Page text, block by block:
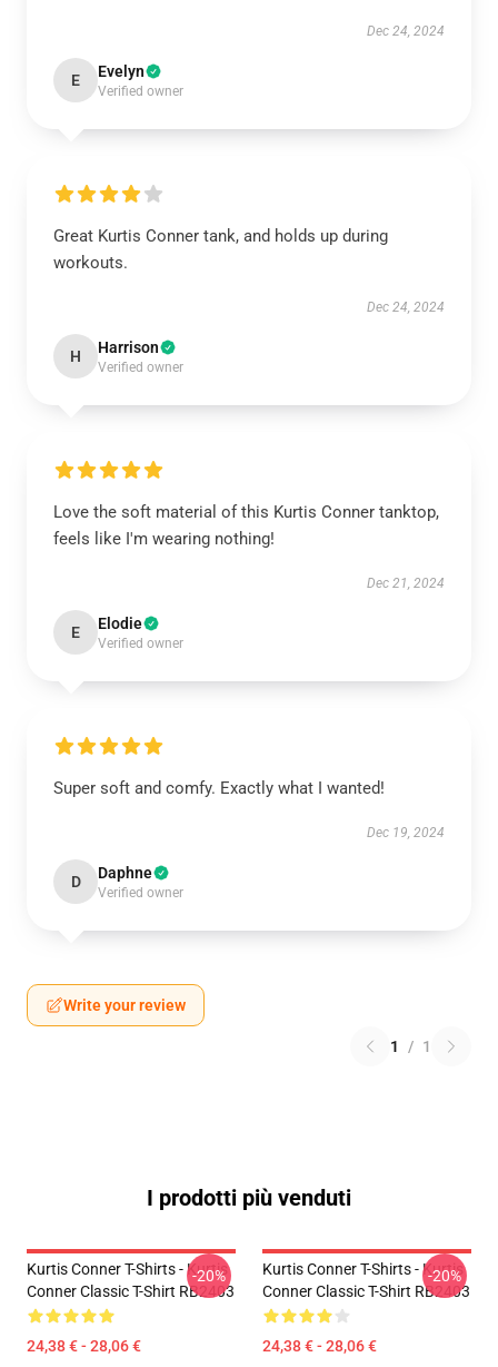
Dec 24, 2024
E Evelyn
Verified owner
Great Kurtis Conner tank, and holds up during
workouts.
Dec 24, 2024
H Harrison
Verified owner
Love the soft material of this Kurtis Conner tanktop,
feels like I'm wearing nothing!
Dec 21, 2024
E Elodie
Verified owner
Super soft and comfy. Exactly what I wanted!
Dec 19, 2024
D Daphne
Verified owner
Write your review
1 / 1
I prodotti più venduti
Kurtis Conner T-Shirts - Kurtis
Conner Classic T-Shirt RB2403
24,38 € - 28,06 €
-20%
Kurtis Conner T-Shirts - Kurtis
Conner Classic T-Shirt RB2403
24,38 € - 28,06 €
-20%